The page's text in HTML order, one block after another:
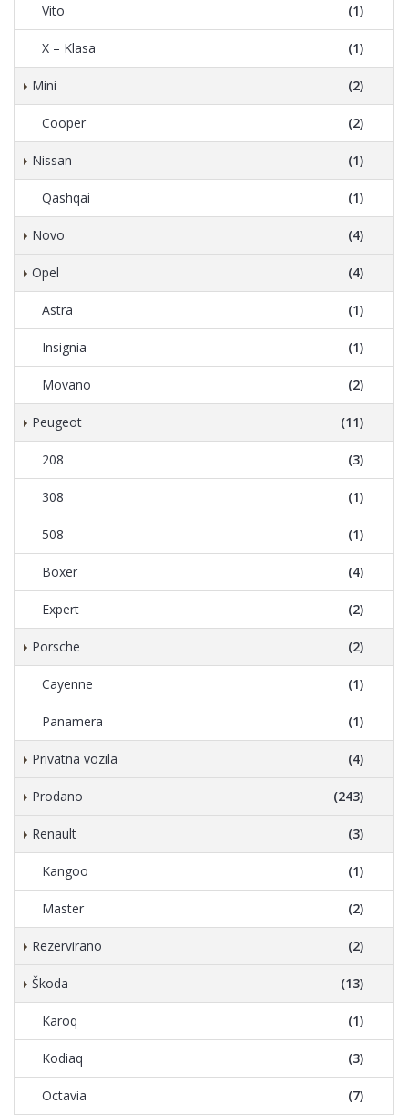
Vito (1)
X – Klasa (1)
Mini (2)
Cooper (2)
Nissan (1)
Qashqai (1)
Novo (4)
Opel (4)
Astra (1)
Insignia (1)
Movano (2)
Peugeot (11)
208 (3)
308 (1)
508 (1)
Boxer (4)
Expert (2)
Porsche (2)
Cayenne (1)
Panamera (1)
Privatna vozila (4)
Prodano (243)
Renault (3)
Kangoo (1)
Master (2)
Rezervirano (2)
Škoda (13)
Karoq (1)
Kodiaq (3)
Octavia (7)